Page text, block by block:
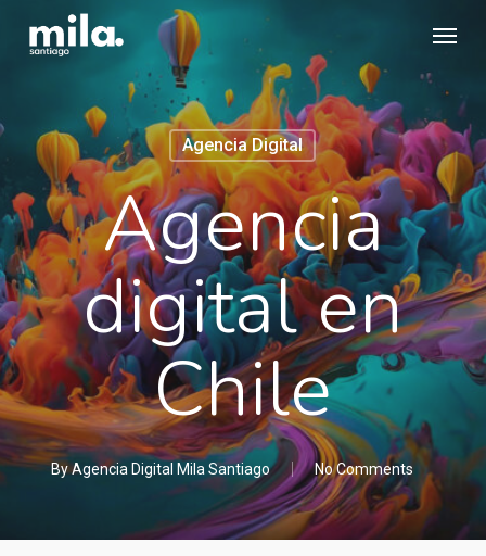
Agencia Digital
Agencia
digital en
Chile
ByAgencia Digital Mila Santiago No Comments